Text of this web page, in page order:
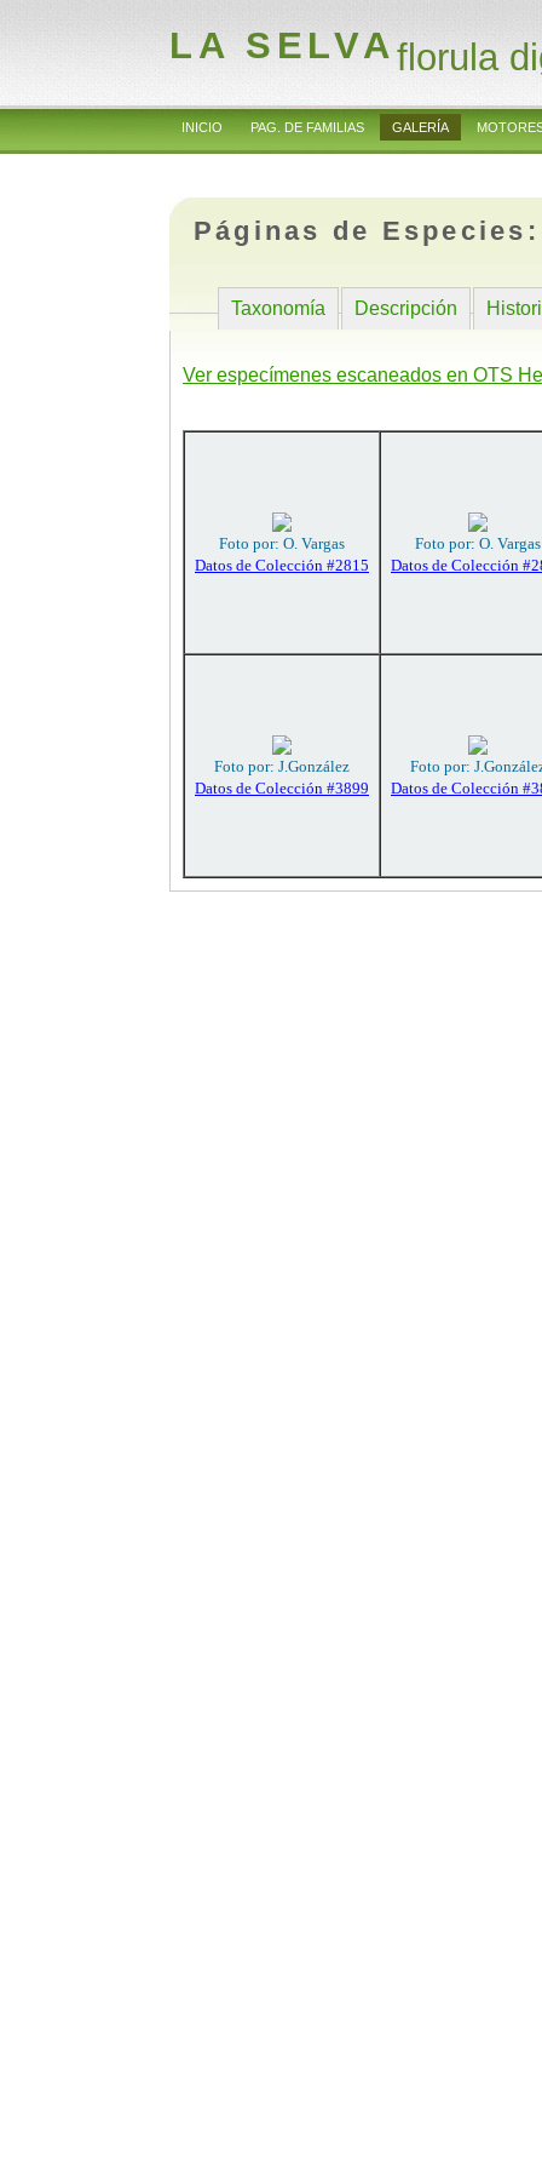
LA SELVAflorula
INICIO PAG. DE FAMILIAS GALERÍA
Páginas de
Taxonomía Descripción
Ver especímenes escaneados en OTS
Foto por: O. Vargas
Datos de Colección #2815
Foto por: O. Vargas
Datos de Colección
Foto por: J.González
Datos de Colección #3899
Foto por:
Datos de Colección